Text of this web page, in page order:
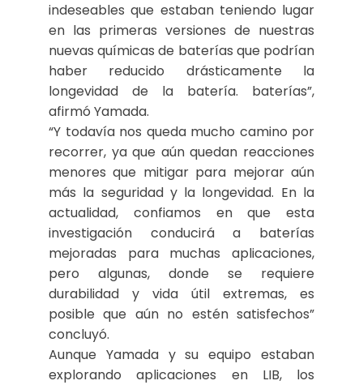
indeseables que estaban teniendo lugar
en las primeras versiones de nuestras
nuevas químicas de baterías que podrían
haber reducido drásticamente la
longevidad de la batería. baterías”,
afirmó Yamada.
“Y todavía nos queda mucho camino por
recorrer, ya que aún quedan reacciones
menores que mitigar para mejorar aún
más la seguridad y la longevidad. En la
actualidad, confiamos en que esta
investigación conducirá a baterías
mejoradas para muchas aplicaciones,
pero algunas, donde se requiere
durabilidad y vida útil extremas, es
posible que aún no estén satisfechos”
concluyó.
Aunque Yamada y su equipo estaban
explorando aplicaciones en LIB, los